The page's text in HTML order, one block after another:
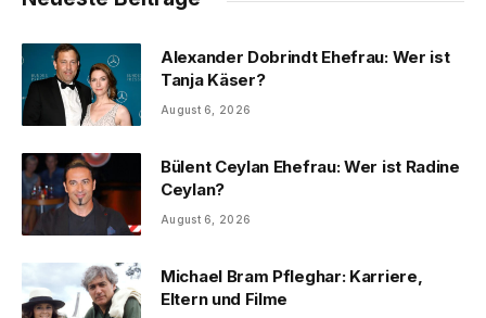
Alexander Dobrindt Ehefrau: Wer ist
Tanja Käser?
August 6, 2026
Bülent Ceylan Ehefrau: Wer ist Radine
Ceylan?
August 6, 2026
Michael Bram Pfleghar: Karriere,
Eltern und Filme